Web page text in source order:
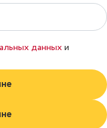
данных и